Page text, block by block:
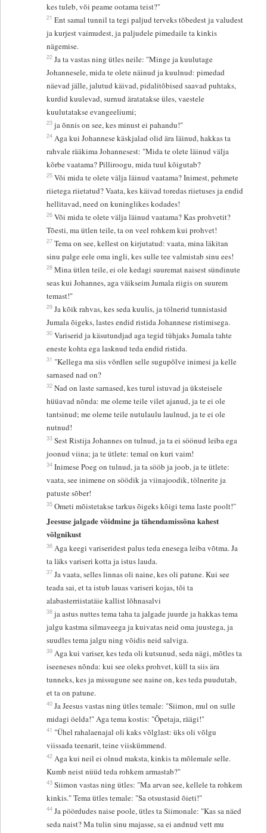
kes tuleb, või peame ootama teist?"
21 Ent samal tunnil ta tegi paljud terveks tõbedest ja valudest
ja kurjest vaimudest, ja paljudele pimedaile ta kinkis
nägemise.
22 Ja ta vastas ning ütles neile: "Minge ja kuulutage
Johannesele, mida te olete näinud ja kuulnud: pimedad
näevad jälle, jalutud käivad, pidalitõbised saavad puhtaks,
kurdid kuulevad, surnud äratatakse üles, vaestele
kuulutatakse evangeeliumi;
23 ja õnnis on see, kes minust ei pahandu!"
24 Aga kui Johannese käskjalad olid ära läinud, hakkas ta
rahvale rääkima Johannesest: "Mida te olete läinud välja
kõrbe vaatama? Pilliroogu, mida tuul kõigutab?
25 Või mida te olete välja läinud vaatama? Inimest, pehmete
riietega riietatud? Vaata, kes käivad toredas riietuses ja endid
hellitavad, need on kuninglikes kodades!
26 Või mida te olete välja läinud vaatama? Kas prohvetit?
Tõesti, ma ütlen teile, ta on veel rohkem kui prohvet!
27 Tema on see, kellest on kirjutatud: vaata, mina läkitan
sinu palge eele oma ingli, kes sulle tee valmistab sinu ees!
28 Mina ütlen teile, ei ole kedagi suuremat naisest sündinute
seas kui Johannes, aga väikseim Jumala riigis on suurem
temast!"
29 Ja kõik rahvas, kes seda kuulis, ja tölnerid tunnistasid
Jumala õigeks, lastes endid ristida Johannese ristimisega.
30 Variserid ja käsutundjad aga tegid tühjaks Jumala tahte
eneste kohta ega lasknud teda endid ristida.
31 "Kellega ma siis võrdlen selle sugupõlve inimesi ja kelle
sarnased nad on?
32 Nad on laste sarnased, kes turul istuvad ja üksteisele
hüüavad nõnda: me oleme teile vilet ajanud, ja te ei ole
tantsinud; me oleme teile nutulaulu laulnud, ja te ei ole
nutnud!
33 Sest Ristija Johannes on tulnud, ja ta ei söönud leiba ega
joonud viina; ja te ütlete: temal on kuri vaim!
34 Inimese Poeg on tulnud, ja ta sööb ja joob, ja te ütlete:
vaata, see inimene on söödik ja viinajoodik, tölnerite ja
patuste sõber!
35 Ometi mõistetakse tarkus õigeks kõigi tema laste poolt!"
Jeesuse jalgade võidmine ja tähendamissõna kahest
võlgnikust
36 Aga keegi variseridest palus teda enesega leiba võtma. Ja
ta läks variseri kotta ja istus lauda.
37 Ja vaata, selles linnas oli naine, kes oli patune. Kui see
teada sai, et ta istub lauas variseri kojas, tõi ta
alabasterriistatäie kallist lõhnasalvi
38 ja astus nuttes tema taha ta jalgade juurde ja hakkas tema
jalgu kastma silmaveega ja kuivatas neid oma juustega, ja
suudles tema jalgu ning võidis neid salviga.
39 Aga kui variser, kes teda oli kutsunud, seda nägi, mõtles ta
iseeneses nõnda: kui see oleks prohvet, küll ta siis ära
tunneks, kes ja missugune see naine on, kes teda puudutab,
et ta on patune.
40 Ja Jeesus vastas ning ütles temale: "Siimon, mul on sulle
midagi öelda!" Aga tema kostis: "Õpetaja, räägi!"
41 "Ühel rahalaenajal oli kaks võlglast: üks oli võlgu
viissada teenarit, teine viiskümmend.
42 Aga kui neil ei olnud maksta, kinkis ta mõlemale selle.
Kumb neist nüüd teda rohkem armastab?"
43 Siimon vastas ning ütles: "Ma arvan see, kellele ta rohkem
kinkis." Tema ütles temale: "Sa otsustasid õieti!"
44 Ja pöördudes naise poole, ütles ta Siimonale: "Kas sa näed
seda naist? Ma tulin sinu majasse, sa ei andnud vett mu